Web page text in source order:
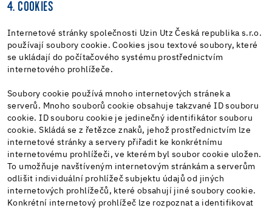
4. COOKIES
Internetové stránky společnosti Uzin Utz Česká republika s.r.o.
používají soubory cookie. Cookies jsou textové soubory, které
se ukládají do počítačového systému prostřednictvím
internetového prohlížeče.
Soubory cookie používá mnoho internetových stránek a
serverů. Mnoho souborů cookie obsahuje takzvané ID souboru
cookie. ID souboru cookie je jedinečný identifikátor souboru
cookie. Skládá se z řetězce znaků, jehož prostřednictvím lze
internetové stránky a servery přiřadit ke konkrétnímu
internetovému prohlížeči, ve kterém byl soubor cookie uložen.
To umožňuje navštíveným internetovým stránkám a serverům
odlišit individuální prohlížeč subjektu údajů od jiných
internetových prohlížečů, které obsahují jiné soubory cookie.
Konkrétní internetový prohlížeč lze rozpoznat a identifikovat